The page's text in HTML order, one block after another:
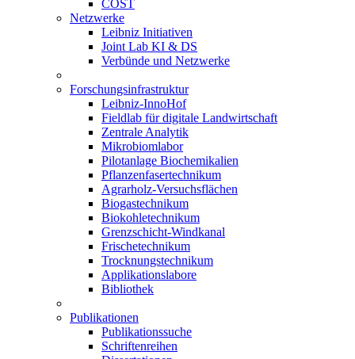
COST
Netzwerke
Leibniz Initiativen
Joint Lab KI & DS
Verbünde und Netzwerke
Forschungsinfrastruktur
Leibniz-InnoHof
Fieldlab für digitale Landwirtschaft
Zentrale Analytik
Mikrobiomlabor
Pilotanlage Biochemikalien
Pflanzenfasertechnikum
Agrarholz-Versuchsflächen
Biogastechnikum
Biokohletechnikum
Grenzschicht-Windkanal
Frischetechnikum
Trocknungstechnikum
Applikationslabore
Bibliothek
Publikationen
Publikationssuche
Schriftenreihen